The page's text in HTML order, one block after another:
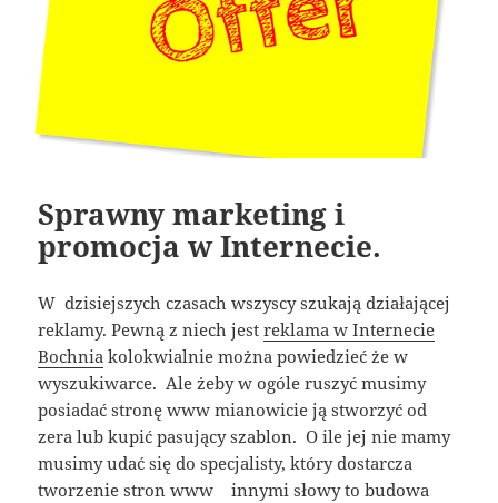
Sprawny marketing i
promocja w Internecie.
W dzisiejszych czasach wszyscy szukają działającej
reklamy. Pewną z niech jestreklama w Internecie
Bochnia kolokwialnie można powiedzieć że w
wyszukiwarce. Ale żeby w ogóle ruszyć musimy
posiadać stronę www mianowicie ją stworzyć od
zera lub kupić pasujący szablon. O ile jej nie mamy
musimy udać się do specjalisty, który dostarcza
tworzenie stron www innymi słowy to budowa